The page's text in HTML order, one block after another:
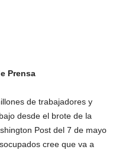
Prensa
de trabajadores y
desde el brote de la
Post del 7 de mayo
cree que va a